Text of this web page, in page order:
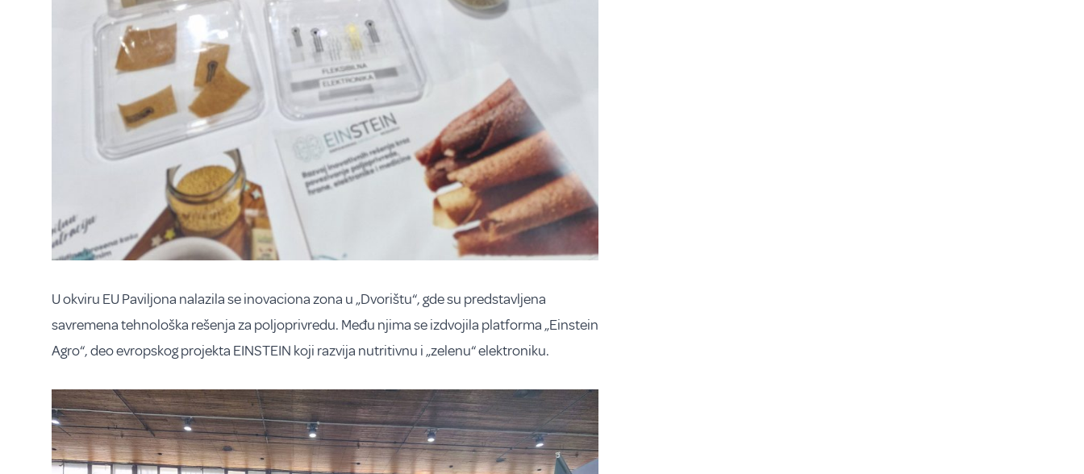
U okviru EU Paviljona nalazila se inovaciona zona u „Dvorištu“, gde su predstavljena
savremena tehnološka rešenja za poljoprivredu. Među njima se izdvojila platforma „Einstein
Agro“, deo evropskog projekta EINSTEIN koji razvija nutritivnu i „zelenu“ elektroniku.